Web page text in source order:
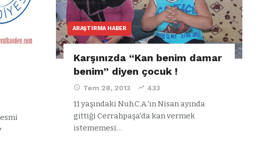
ARAŞTIRMA HABER
Karşınızda “Kan benim damar
benim” diyen çocuk !
Tem 28, 2013 433
11 yaşındaki Nuh.C.A.'ın Nisan ayında
gittiği Cerrahpaşa'da kan vermek
istememesi…